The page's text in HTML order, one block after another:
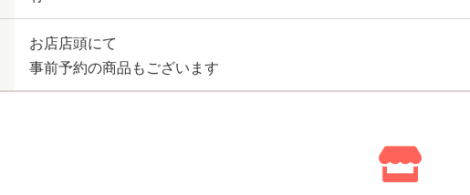
事業所紹介
商品・サービス紹介
お店店頭にて
事前予約の商品もございます